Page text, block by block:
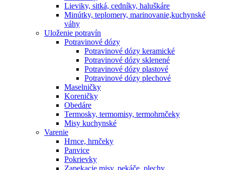
Lieviky, sitká, cedníky, haluškáre
Minútky, teplomery, marinovanie,kuchynské
váhy
Uloženie potravín
Potravinové dózy
Potravinové dózy keramické
Potravinové dózy sklenené
Potravinové dózy plastové
Potravinové dózy plechové
Maselničky
Koreničky
Obedáre
Termosky, termomisy, termohrnčeky
Misy kuchynské
Varenie
Hrnce, hrnčeky
Panvice
Pokrievky
Zapekacie misy, pekáče, plechy